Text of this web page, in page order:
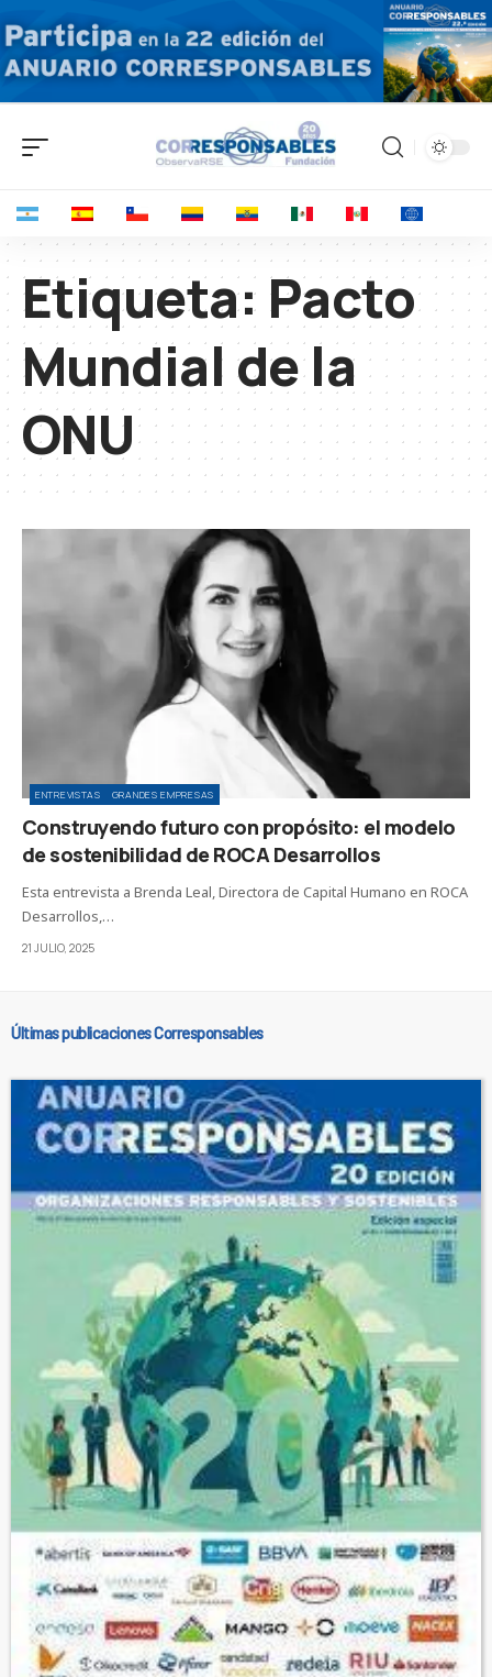
Etiqueta: Pacto
Mundial de la
ONU
ENTREVISTAS GRANDES EMPRESAS
Construyendo futuro con propósito: el modelo
de sostenibilidad de ROCA Desarrollos
Esta entrevista a Brenda Leal, Directora de Capital Humano en ROCA
Desarrollos,…
21 JULIO, 2025
Últimas publicaciones Corresponsables